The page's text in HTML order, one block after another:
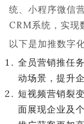
统、小程序微信
CRM系统，实现
以下是加推数字
全员营销推任
动场景，提升
短视频营销裂
面展现企业及